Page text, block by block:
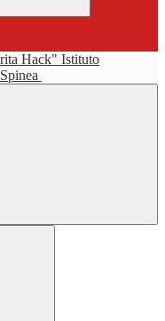
Istituto
Spinea